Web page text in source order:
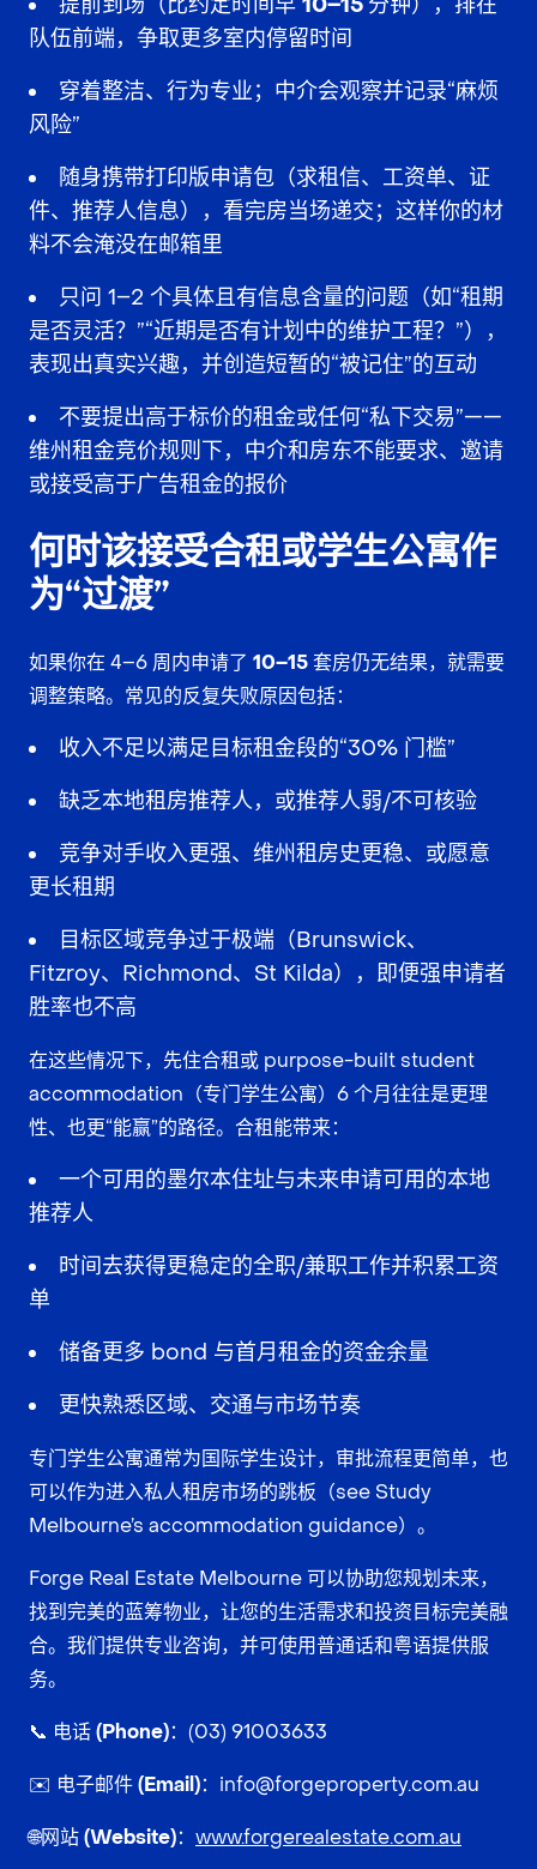
队伍前端，争取更多室内停留时间
穿着整洁、行为专业；中介会观察并记录“麻烦
风险”
随身携带打印版申请包（求租信、工资单、证
件、推荐人信息），看完房当场递交；这样你的材
料不会淹没在邮箱里
只问 1–2 个具体且有信息含量的问题（如“租期
是否灵活？”“近期是否有计划中的维护工程？”），
表现出真实兴趣，并创造短暂的“被记住”的互动
不要提出高于标价的租金或任何“私下交易”——
维州租金竞价规则下，中介和房东不能要求、邀请
或接受高于广告租金的报价
何时该接受合租或学生公寓作
为“过渡”
如果你在 4–6 周内申请了 10–15套房仍无结果，就需要
调整策略。常见的反复失败原因包括：
收入不足以满足目标租金段的“30% 门槛”
缺乏本地租房推荐人，或推荐人弱/不可核验
竞争对手收入更强、维州租房史更稳、或愿意
更长租期
目标区域竞争过于极端（Brunswick、
Fitzroy、Richmond、St Kilda），即便强申请者
胜率也不高
在这些情况下，先住合租或 purpose-built student
accommodation（专门学生公寓）6 个月往往是更理
性、也更“能赢”的路径。合租能带来：
一个可用的墨尔本住址与未来申请可用的本地
推荐人
时间去获得更稳定的全职/兼职工作并积累工资
单
储备更多 bond 与首月租金的资金余量
更快熟悉区域、交通与市场节奏
专门学生公寓通常为国际学生设计，审批流程更简单，也
可以作为进入私人租房市场的跳板（see Study
Melbourne’s accommodation guidance）。
Forge Real Estate Melbourne 可以协助您规划未来，
找到完美的蓝筹物业，让您的生活需求和投资目标完美融
合。我们提供专业咨询，并可使用普通话和粤语提供服
务。
📞 电话 (Phone)： (03) 91003633
✉️ 电子邮件 (Email)： info@forgeproperty.com.au
🌐网站 (Website)： www.forgerealestate.com.au